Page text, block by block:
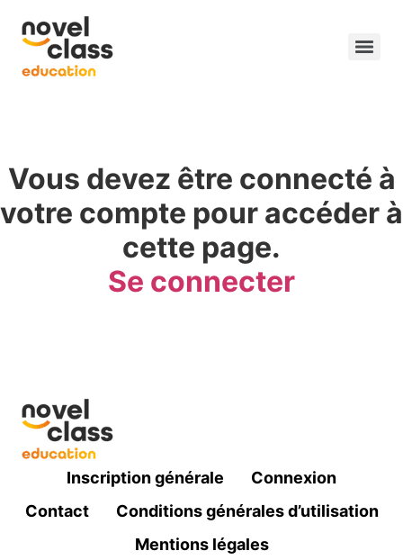
Vous devez être connecté à
votre compte pour accéder à
cette page.
Se connecter
Inscription générale
Connexion
Contact
Conditions générales d’utilisation
Mentions légales